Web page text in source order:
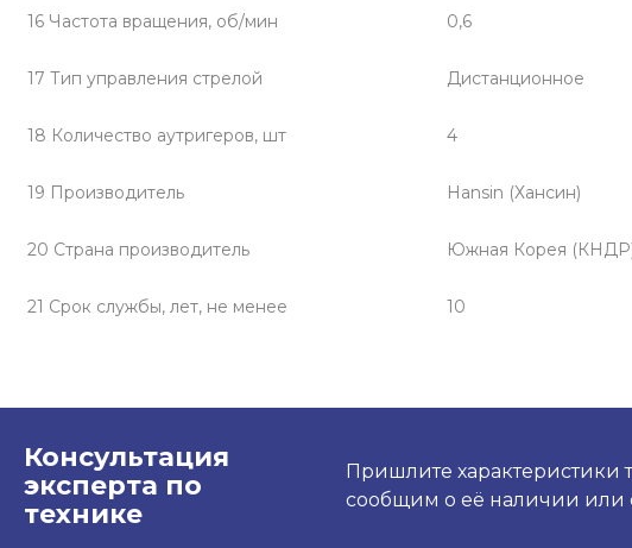
16 Частота вращения, об/мин 0,6
17 Тип управления стрелой Дистанционное
18 Количество аутригеров, шт 4
19 Производитель Hansin (Хансин)
20 Страна производитель Южная Корея
21 Срок службы, лет, не менее 10
Консультация
эксперта по
технике
Пришлите характеристики
сообщим о её наличии или